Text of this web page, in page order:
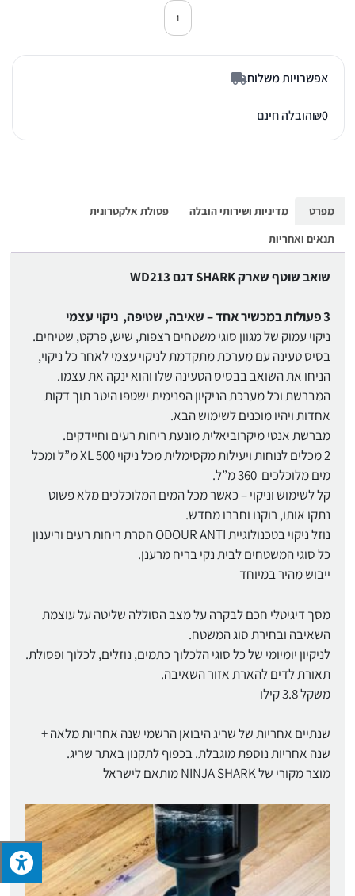
כמות של שואב שוטף שארק WD213
אפשרויות משלוח
₪0 הובלה חינם
מפרט מדיניות ושירותי הובלה
פסולת אלקטרונית
תנאים ואחריות
שואב שוטף שארק SHARK דגם WD213
3 פעולות במכשיר אחד – שאיבה, שטיפה, ניקוי עצמי
ניקוי עמוק של מגוון סוגי משטחים רצפות, שיש, פרקט, שטיחים.
בסיס טעינה עם מערכת מתקדמת לניקוי עצמי לאחר כל ניקוי,
הניחו את השואב בבסיס הטעינה שלו והוא ינקה את עצמו.
המברשת וכל מערכת הניקיון הפנימית ישטפו היטב תוך דקות
אחדות ויהיו מוכנים לשימוש הבא.
מברשת אנטי מיקרוביאלית מונעת ריחות רעים וחיידקים.
2 מכלים לנוחות ויעילות מקסימלית מכל ניקוי XL 500 מ”ל ומכל
מים מלוכלכים 360 מ”ל.
קל לשימוש וניקוי – כאשר מכל המים המלוכלכים מלא פשוט
נתקו אותו, רוקנו וחברו מחדש.
נוזל ניקוי בטכנולוגיית ODOUR ANTI הסרת ריחות רעים וריענון
כל סוגי המשטחים לבית נקי בריח מרענן.
ייבוש מהיר במיוחד
מסך דיגיטלי חכם לבקרה על מצב הסוללה שליטה על עוצמת
השאיבה ובחירת סוג המשטח.
לניקיון יומיומי של כל סוגי הלכלוך כתמים, נוזלים, לכלוך ופסולת.
תאורת לדים להארת אזור השאיבה.
משקל 3.8 קילו
שנתיים אחריות של שריג היבואן הרשמי שנה אחריות מלאה +
שנה אחריות נוספת מוגבלת. בכפוף לתקנון באתר שריג.
מוצר מקורי של NINJA SHARK מותאם לישראל